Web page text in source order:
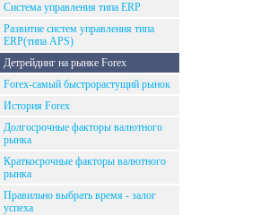
Система управления типа ERP
Развитие систем управления типа
ERP(типа APS)
Детрейдинг на рынке Forex
Forex-самый быстрорастущий рынок
История Forex
Долгосрочные факторы валютного
рынка
Краткосрочные факторы валютного
рынка
Правильно выбрать время - залог
успеха